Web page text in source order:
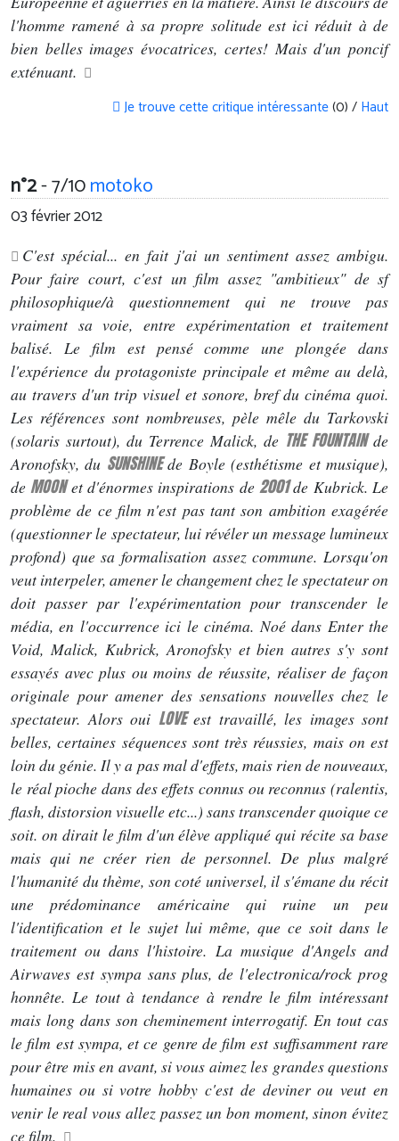
l'homme ramené à sa propre solitude est ici réduit à de
bien belles images évocatrices, certes! Mais d'un poncif
exténuant.
Je trouve cette critique intéressante(0) / Haut
n°2- 7/10motoko
03 février 2012
C'est spécial... en fait j'ai un sentiment assez ambigu.
Pour faire court, c'est un film assez "ambitieux" de sf
philosophique/à questionnement qui ne trouve pas
vraiment sa voie, entre expérimentation et traitement
balisé. Le film est pensé comme une plongée dans
l'expérience du protagoniste principale et même au delà,
au travers d'un trip visuel et sonore, bref du cinéma quoi.
Les références sont nombreuses, pèle mêle du Tarkovski
(solaris surtout), du Terrence Malick, de THE FOUNTAINde
Aronofsky, du SUNSHINEde Boyle (esthétisme et musique),
deMOONet d'énormes inspirations de2001de Kubrick. Le
problème de ce film n'est pas tant son ambition exagérée
(questionner le spectateur, lui révéler un message lumineux
profond) que sa formalisation assez commune. Lorsqu'on
veut interpeler, amener le changement chez le spectateur on
doit passer par l'expérimentation pour transcender le
média, en l'occurrence ici le cinéma. Noé dans Enter the
Void, Malick, Kubrick, Aronofsky et bien autres s'y sont
essayés avec plus ou moins de réussite, réaliser de façon
originale pour amener des sensations nouvelles chez le
spectateur. Alors oui LOVEest travaillé, les images sont
belles, certaines séquences sont très réussies, mais on est
loin du génie. Il y a pas mal d'effets, mais rien de nouveaux,
le réal pioche dans des effets connus ou reconnus (ralentis,
flash, distorsion visuelle etc...) sans transcender quoique ce
soit. on dirait le film d'un élève appliqué qui récite sa base
mais qui ne créer rien de personnel. De plus malgré
l'humanité du thème, son coté universel, il s'émane du récit
une prédominance américaine qui ruine un peu
l'identification et le sujet lui même, que ce soit dans le
traitement ou dans l'histoire. La musique d'Angels and
Airwaves est sympa sans plus, de l'electronica/rock prog
honnête. Le tout à tendance à rendre le film intéressant
mais long dans son cheminement interrogatif. En tout cas
le film est sympa, et ce genre de film est suffisamment rare
pour être mis en avant, si vous aimez les grandes questions
humaines ou si votre hobby c'est de deviner ou veut en
venir le real vous allez passez un bon moment, sinon évitez
ce film.